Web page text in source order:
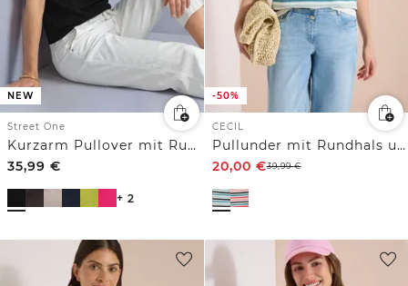
NEW
Street One
Kurzarm Pullover mit Rundhals in Unifarbe
35,99 €
+ 2
-50%
CECIL
Pullunder mit Rundhals und Streifen
20,00 €39,99€